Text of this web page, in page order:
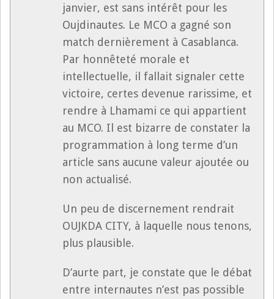
janvier, est sans intérêt pour les
Oujdinautes. Le MCO a gagné son
match dernièrement à Casablanca.
Par honnêteté morale et
intellectuelle, il fallait signaler cette
victoire, certes devenue rarissime, et
rendre à Lhamami ce qui appartient
au MCO. Il est bizarre de constater la
programmation à long terme d’un
article sans aucune valeur ajoutée ou
non actualisé.
Un peu de discernement rendrait
OUJKDA CITY, à laquelle nous tenons,
plus plausible.
D’aurte part, je constate que le débat
entre internautes n’est pas possible